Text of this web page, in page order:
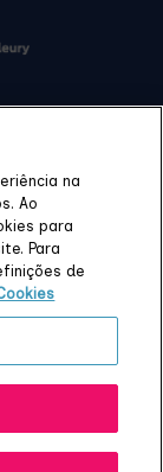
na
Ao
para
Para
de